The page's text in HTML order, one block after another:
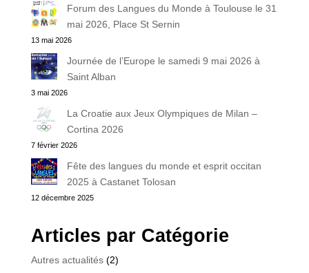
Forum des Langues du Monde à Toulouse le 31
mai 2026, Place St Sernin
13 mai 2026
Journée de l’Europe le samedi 9 mai 2026 à
Saint Alban
3 mai 2026
La Croatie aux Jeux Olympiques de Milan –
Cortina 2026
7 février 2026
Fête des langues du monde et esprit occitan
2025 à Castanet Tolosan
12 décembre 2025
Articles par Catégorie
Autres actualités(2)